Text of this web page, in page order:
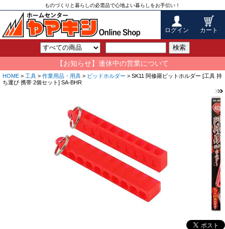
ものづくりと暮らしの必需品で心地よい暮らしをお手伝い！
ログイン カート
検索
【お知らせ】連休中の営業について
HOME > 工具 > 作業用品・用具 > ビッドホルダー > SK11 阿修羅ビットホルダー [工具 持
ち運び 携帯 2個セット] SA-BHR